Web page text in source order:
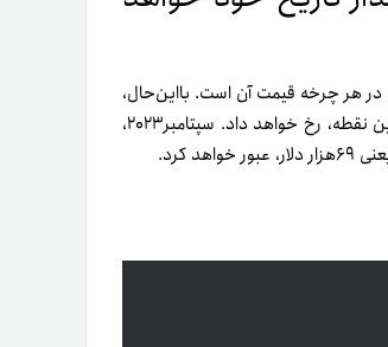
هر چرخه قیمت آن است. بااین‌حال،
یکی از مفسران مشهور معتقد است که بیشترین رکوردهای جدید حتی قبل از رسیدن به این نقطه، رخ خواهد داد. سپتامبر۲۰۲۳،